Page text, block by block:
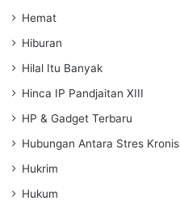
Hemat
Hiburan
Hilal Itu Banyak
Hinca IP Pandjaitan XIII
HP & Gadget Terbaru
Hubungan Antara Stres Kronis
Hukrim
Hukum